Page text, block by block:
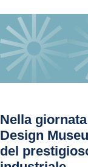
Nella
Design
del